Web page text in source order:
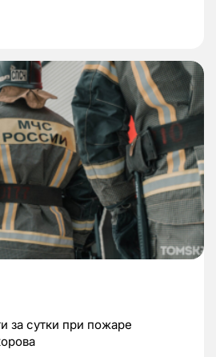
за сутки при пожаре